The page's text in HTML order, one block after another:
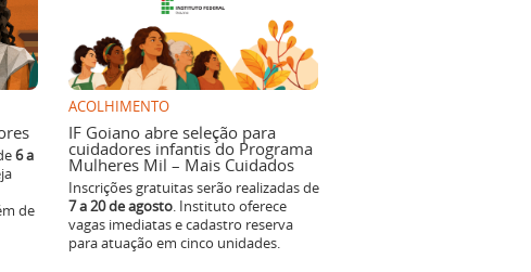
6 a
de
ACOLHIMENTO
IF Goiano abre seleção para
cuidadores infantis do Programa
Mulheres Mil – Mais Cuidados
Inscrições gratuitas serão realizadas de
7 a 20 de agosto. Instituto oferece
vagas imediatas e cadastro reserva
para atuação em cinco unidades.